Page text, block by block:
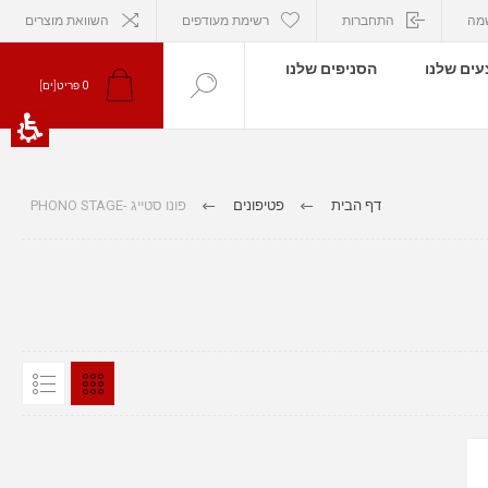
התחברות רשימת מעודפים השוואת מוצרים
שלנו הסניפים שלנו
0 פריט[ים]
דף הבית פטיפונים פונו סטייג -PHONO STAGE